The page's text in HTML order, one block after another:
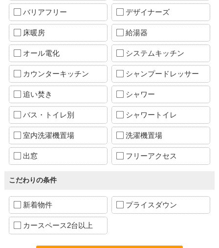
バリアフリー デザイナーズ
床暖房 給湯器
オール電化 システムキッチン
カウンターキッチン シャンプードレッサー
追い焚き シャワー
バス・トイレ別 シャワートイレ
室内洗濯機置場 洗濯機置場
出窓 フリーアクセス
こだわりの条件
新着物件 プライスダウン
カースペース2台以上